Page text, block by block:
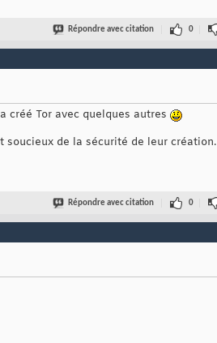
Répondre avec citation 0
créé Tor avec quelques autres
soucieux de la sécurité de leur création.
Répondre avec citation 0